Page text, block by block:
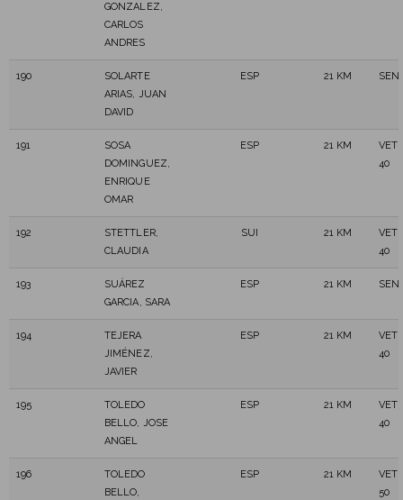
GONZALEZ,
CARLOS
ANDRES
190
SOLARTE
ARIAS, JUAN
DAVID
ESP 21 KM
191
SOSA
DOMINGUEZ,
ENRIQUE
OMAR
ESP 21 KM
40
192
STETTLER,
CLAUDIA
SUI 21 KM
40
193
SUÁREZ
GARCIA, SARA
ESP 21 KM
194
TEJERA
JIMÉNEZ,
JAVIER
ESP 21 KM
40
195
TOLEDO
BELLO, JOSE
ANGEL
ESP 21 KM
40
196
TOLEDO
BELLO,
ESP 21 KM
50